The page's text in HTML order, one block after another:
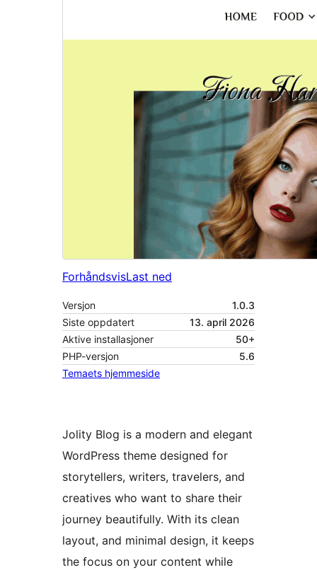
ForhåndsvisLast ned
Versjon
1.0.3
Siste oppdatert
13. april 2026
Aktive installasjoner
50+
PHP-versjon
5.6
Temaets hjemmeside
Jolity Blog is a modern and elegant
WordPress theme designed for
storytellers, writers, travelers, and
creatives who want to share their
journey beautifully. With its clean
layout, and minimal design, it keeps
the focus on your content while